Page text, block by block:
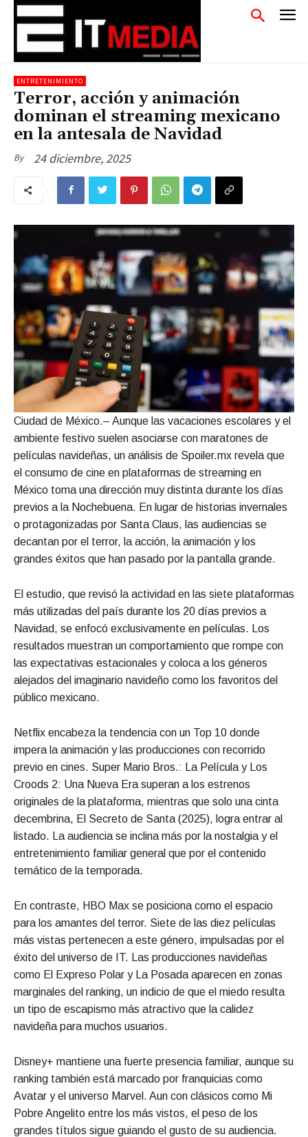
ENTRETENIMIENTO
Terror, acción y animación
dominan el streaming mexicano
en la antesala de Navidad
By 24 diciembre, 2025
Ciudad de México.– Aunque las vacaciones escolares y el
ambiente festivo suelen asociarse con maratones de
películas navideñas, un análisis de Spoiler.mx revela que
el consumo de cine en plataformas de streaming en
México toma una dirección muy distinta durante los días
previos a la Nochebuena. En lugar de historias invernales
o protagonizadas por Santa Claus, las audiencias se
decantan por el terror, la acción, la animación y los
grandes éxitos que han pasado por la pantalla grande.
El estudio, que revisó la actividad en las siete plataformas
más utilizadas del país durante los 20 días previos a
Navidad, se enfocó exclusivamente en películas. Los
resultados muestran un comportamiento que rompe con
las expectativas estacionales y coloca a los géneros
alejados del imaginario navideño como los favoritos del
público mexicano.
Netflix encabeza la tendencia con un Top 10 donde
impera la animación y las producciones con recorrido
previo en cines. Super Mario Bros.: La Película y Los
Croods 2: Una Nueva Era superan a los estrenos
originales de la plataforma, mientras que solo una cinta
decembrina, El Secreto de Santa (2025), logra entrar al
listado. La audiencia se inclina más por la nostalgia y el
entretenimiento familiar general que por el contenido
temático de la temporada.
En contraste, HBO Max se posiciona como el espacio
para los amantes del terror. Siete de las diez películas
más vistas pertenecen a este género, impulsadas por el
éxito del universo de IT. Las producciones navideñas
como El Expreso Polar y La Posada aparecen en zonas
marginales del ranking, un indicio de que el miedo resulta
un tipo de escapismo más atractivo que la calidez
navideña para muchos usuarios.
Disney+ mantiene una fuerte presencia familiar, aunque su
ranking también está marcado por franquicias como
Avatar y el universo Marvel. Aun con clásicos como Mi
Pobre Angelito entre los más vistos, el peso de los
grandes títulos sigue guiando el gusto de su audiencia.